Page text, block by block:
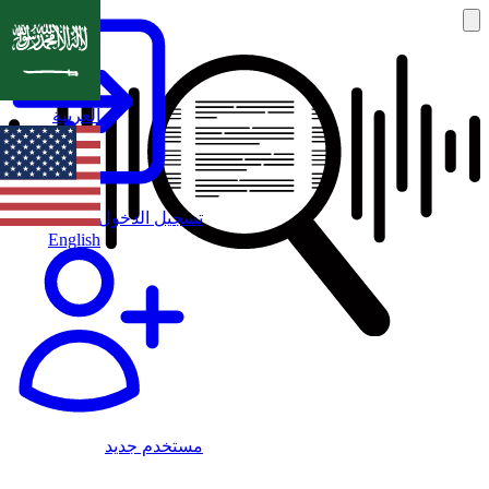
تسجيل الدخول
مستخدم جديد
العربية
English